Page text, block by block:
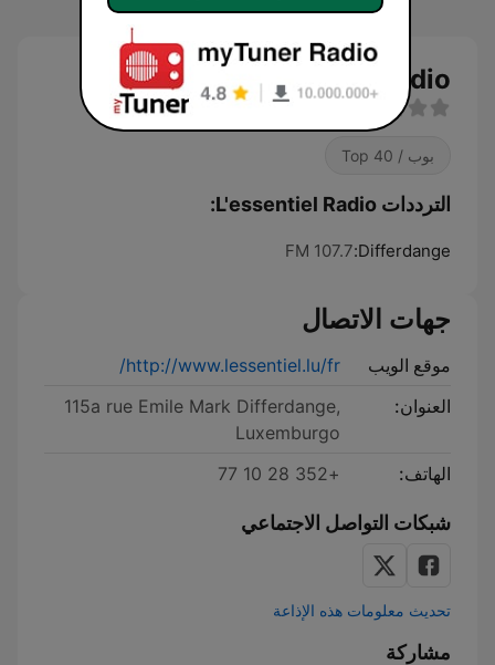
L'essentiel Radio بث حي
بوب / Top 40
الترددات L'essentiel Radio:
Differdange:
107.7 FM
جهات الاتصال
موقع الويب
http://www.lessentiel.lu/fr/
العنوان:
115a rue Emile Mark Differdange,
Luxemburgo
الهاتف:
+352 28 10 77
شبكات التواصل الاجتماعي
تحديث معلومات هذه الإذاعة
مشاركة